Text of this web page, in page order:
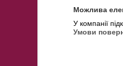
У компанії